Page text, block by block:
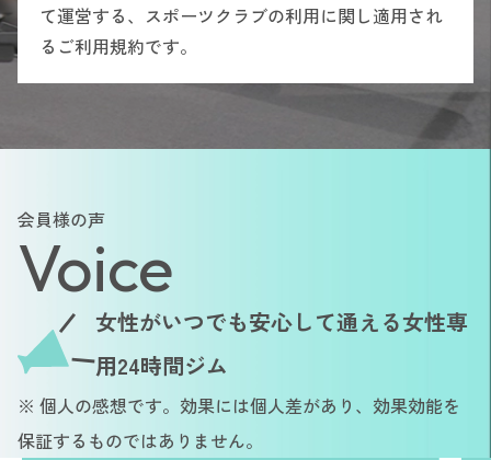
て運営する、スポーツクラブの利用に関し適用され
るご利用規約です。
会員様の声
Voice
女性がいつでも安心して通える女性専
用24時間ジム
※ 個人の感想です。効果には個人差があり、効果効能を
保証するものではありません。